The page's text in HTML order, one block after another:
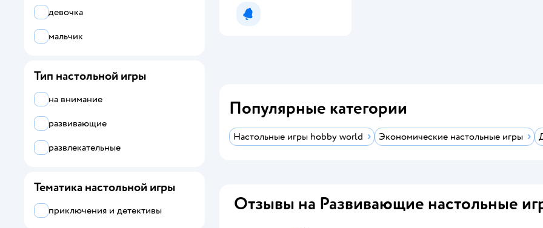
Уведомить о появлении
Популярные категории
Настольные игры hobby world Экономические настольные игры
Отзывы на Развивающие настольные
Far far land
Hape
Ocie
ORIGAMI
девочка
мальчик
Тип настольной игры
на внимание
развивающие
развлекательные
Тематика настольной игры
приключения и детективы